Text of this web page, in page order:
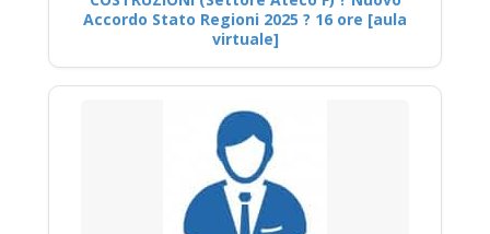
Accordo Stato Regioni 2025 ? 16 ore [aula
virtuale]